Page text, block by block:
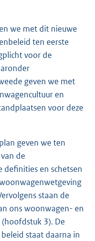
we met dit nieuwe
ten eerste
voor de
geven we met
en
voor deze
geven we ten
de
definities en schetsen
staan de
ons woonwagen- en
3). De
staat daarna in